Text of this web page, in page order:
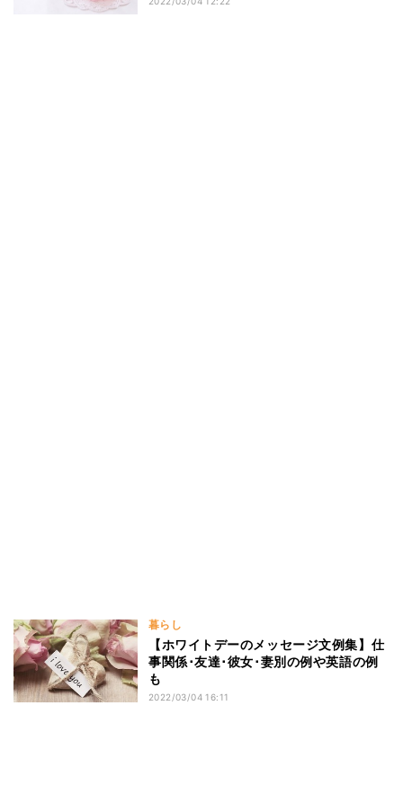
暮らし
【ホワイトデーのメッセージ文例集】仕
事関係･友達･彼女･妻別の例や英語の例
も
2022/03/04 16:11